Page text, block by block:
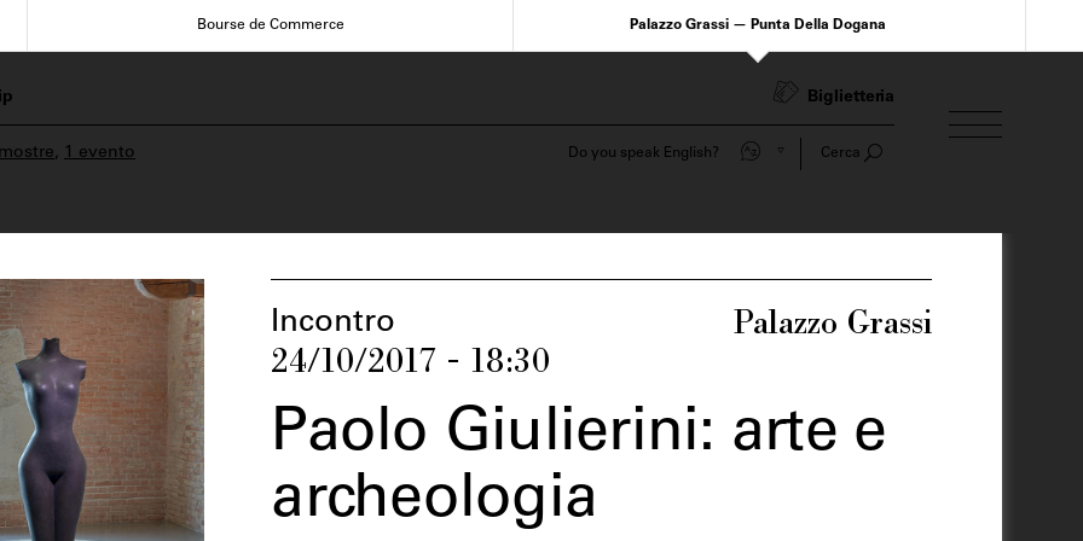
Bourse de Commerce Palazzo Grassi — Punta Della Dogana
Biglietteria
, 1 evento Do you speak English? Cerca
Incontro
24/10/2017 - 18:30
Palazzo Grassi
Paolo Giulierini: arte e
archeologia